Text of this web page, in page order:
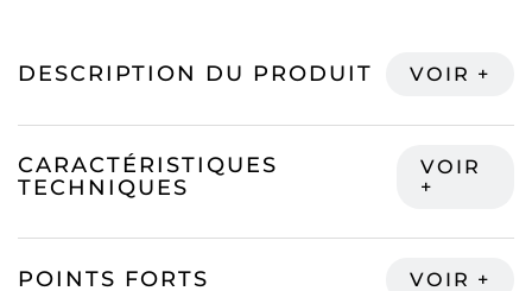
DESCRIPTION DU PRODUIT
CARACTÉRISTIQUES
TECHNIQUES
POINTS FORTS